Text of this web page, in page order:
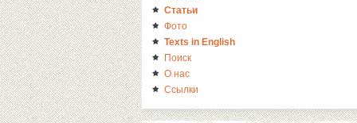
Статьи
Фото
Texts in English
Поиск
О нас
Ссылки